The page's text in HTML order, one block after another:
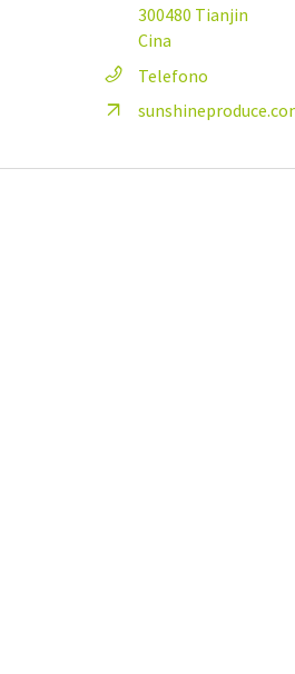
300480 Tianjin
Cina
Telefono